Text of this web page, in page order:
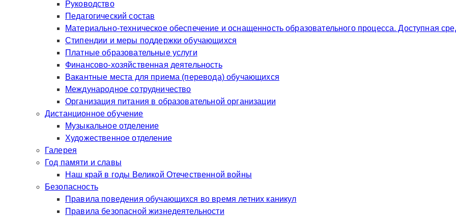
Руководство
Педагогический состав
Материально-техническое обеспечение и оснащенность образовательного процесса. Доступная
Стипендии и меры поддержки обучающихся
Платные образовательные услуги
Финансово-хозяйственная деятельность
Вакантные места для приема (перевода) обучающихся
Международное сотрудничество
Организация питания в образовательной организации
Дистанционное обучение
Музыкальное отделение
Художественное отделение
Галерея
Год памяти и славы
Наш край в годы Великой Отечественной войны
Безопасность
Правила поведения обучающихся во время летних каникул
Правила безопасной жизнедеятельности